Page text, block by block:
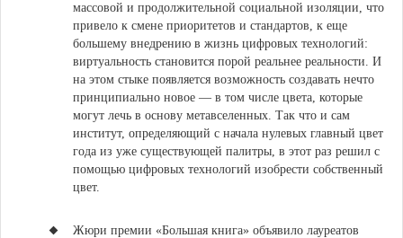
массовой и продолжительной социальной изоляции, что
привело к смене приоритетов и стандартов, к еще
большему внедрению в жизнь цифровых технологий:
виртуальность становится порой реальнее реальности. И
на этом стыке появляется возможность создавать нечто
принципиально новое — в том числе цвета, которые
могут лечь в основу метавселенных. Так что и сам
институт, определяющий с начала нулевых главный цвет
года из уже существующей палитры, в этот раз решил с
помощью цифровых технологий изобрести собственный
цвет.
Жюри премии «Большая книга» объявило лауреатов